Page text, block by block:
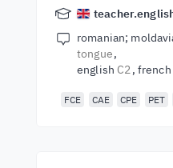
romanian;
tongue
english C2 french
FCE CAE CPE PET